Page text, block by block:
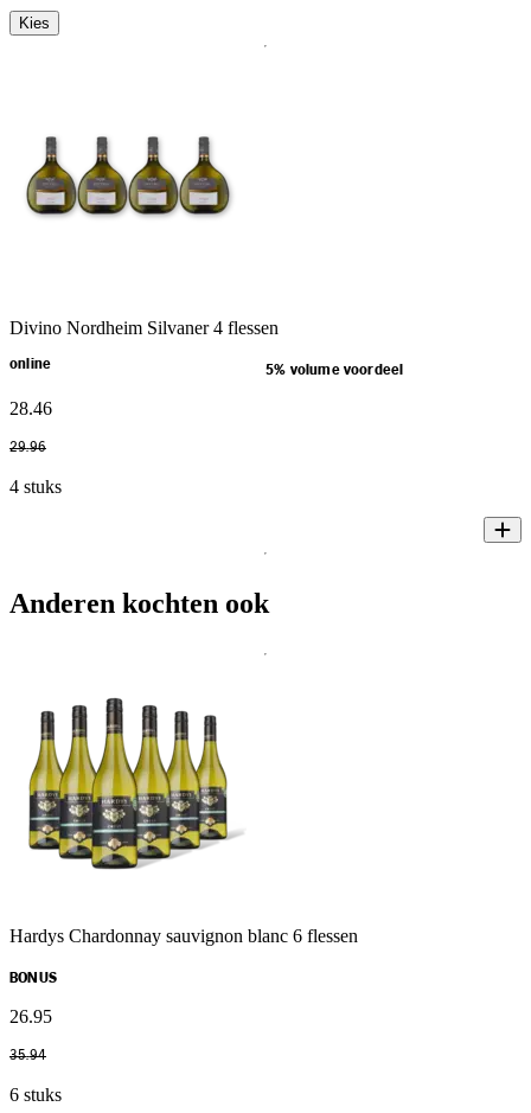
Kies
Divino Nordheim Silvaner 4 flessen
online 5% volume voordeel
28.46
29.96
4 stuks
Anderen kochten ook
Hardys Chardonnay sauvignon blanc 6 flessen
BONUS
26.95
35.94
6 stuks